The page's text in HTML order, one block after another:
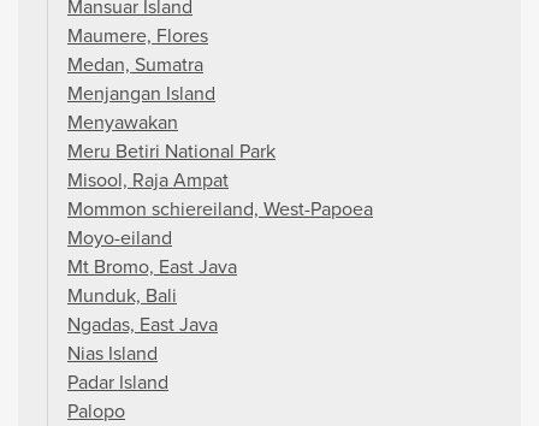
Mansuar Island
Maumere, Flores
Medan, Sumatra
Menjangan Island
Menyawakan
Meru Betiri National Park
Misool, Raja Ampat
Mommon schiereiland, West-Papoea
Moyo-eiland
Mt Bromo, East Java
Munduk, Bali
Ngadas, East Java
Nias Island
Padar Island
Palopo